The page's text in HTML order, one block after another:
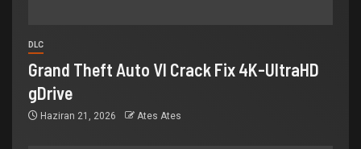
DLC
Grand Theft Auto VI Crack Fix 4K-UltraHD
gDrive
Haziran 21, 2026 Ates Ates